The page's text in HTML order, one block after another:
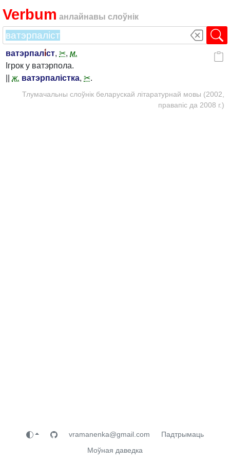
Verbum анлайнавы слоўнік
ватэрпалі́ст, ✂, м.
Ігрок у ватэрпола.
ж. ватэрпалістка, ✂.
Тлумачальны слоўнік беларускай літаратурнай мовы (2002,
правапіс да 2008 г.)
vramanenka@gmail.com
Падтрымаць
Моўная даведка